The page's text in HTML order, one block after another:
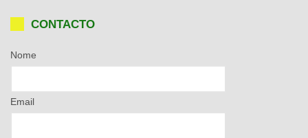
CONTACTO
Nome
Email